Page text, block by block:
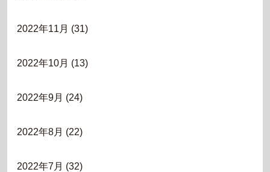
2022年11月 (31)
2022年10月 (13)
2022年9月 (24)
2022年8月 (22)
2022年7月 (32)